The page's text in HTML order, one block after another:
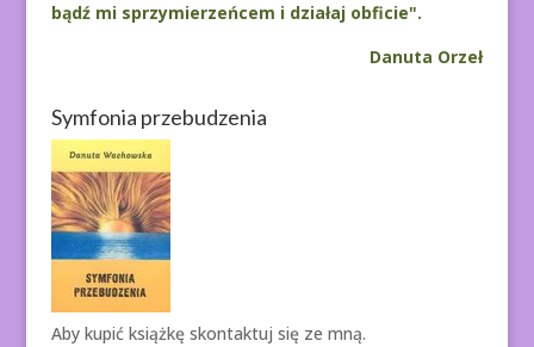
bądź mi sprzymierzeńcem i działaj obficie".
Danuta Orzeł
Symfonia przebudzenia
Aby kupić książkę skontaktuj się ze mną.